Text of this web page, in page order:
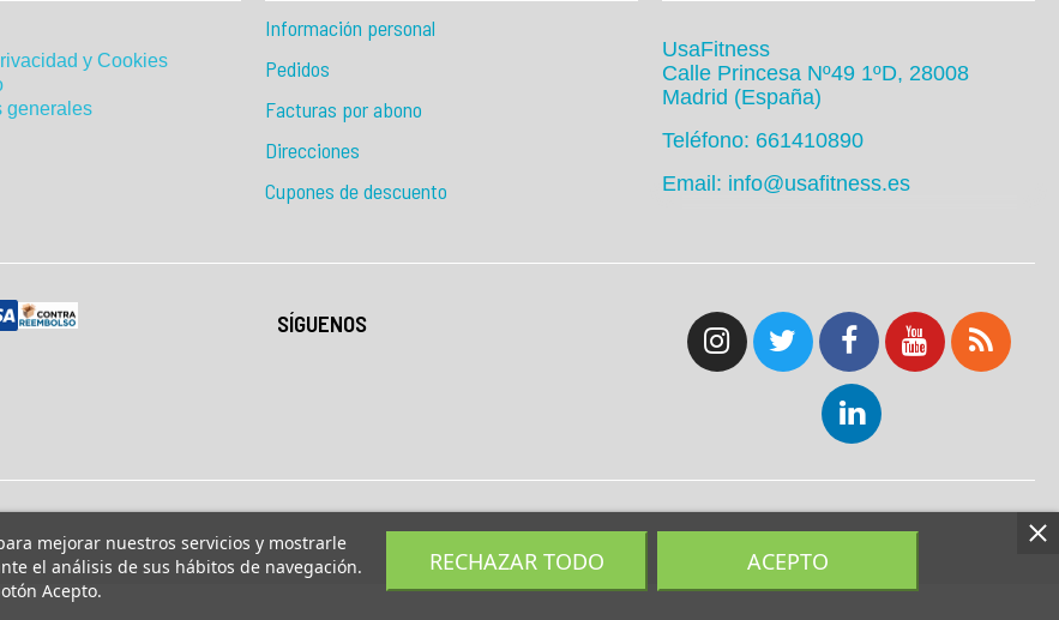
mejorar nuestros servicios y mostrarle
el análisis de sus hábitos de navegación.
Acepto.
RECHAZAR TODO ACEPTO
y Cookies
generales
Información personal
Pedidos
Facturas por abono
Direcciones
Cupones de descuento
UsaFitness
Calle Princesa Nº49 1ºD, 28008
Madrid (España)
Teléfono: 661410890
Email: info@usafitness.es
SÍGUENOS